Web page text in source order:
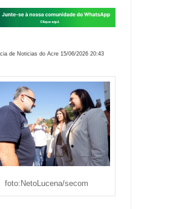
de Noticias do Acre 15/06/2026 20:43
foto:NetoLucena/secom